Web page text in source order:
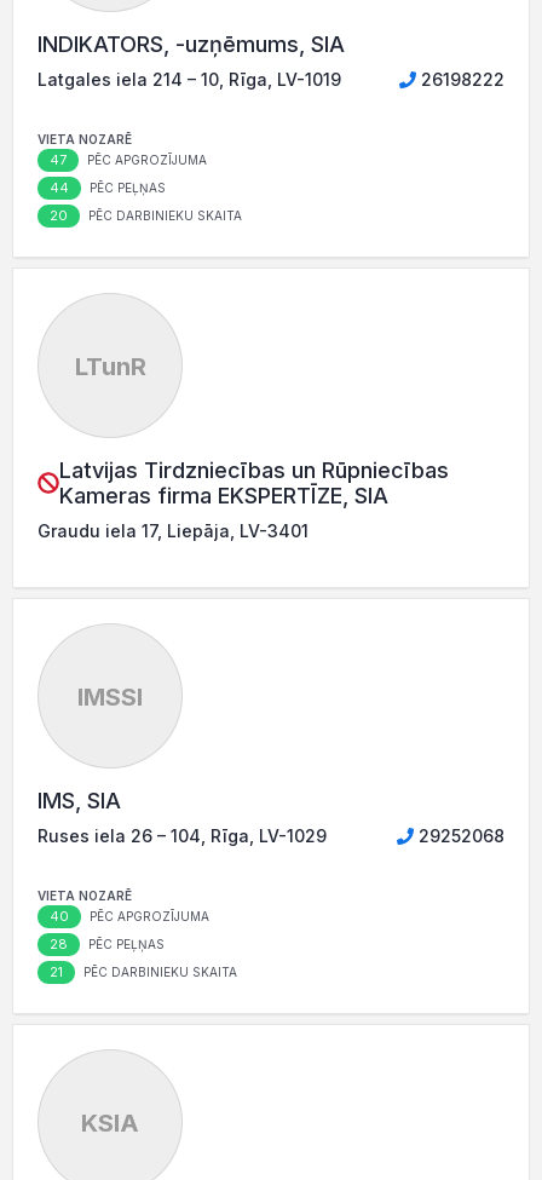
INDIKATORS, -uzņēmums, SIA
Latgales iela 214 – 10, Rīga, LV-1019 26198222
VIETA NOZARĒ
47 PĒC APGROZĪJUMA
44 PĒC PEĻŅAS
20 PĒC DARBINIEKU SKAITA
LTunR
Latvijas Tirdzniecības un Rūpniecības
Kameras firma EKSPERTĪZE, SIA
Graudu iela 17, Liepāja, LV-3401
IMSSI
IMS, SIA
Ruses iela 26 – 104, Rīga, LV-1029 29252068
VIETA NOZARĒ
40 PĒC APGROZĪJUMA
28 PĒC PEĻŅAS
21 PĒC DARBINIEKU SKAITA
KSIA